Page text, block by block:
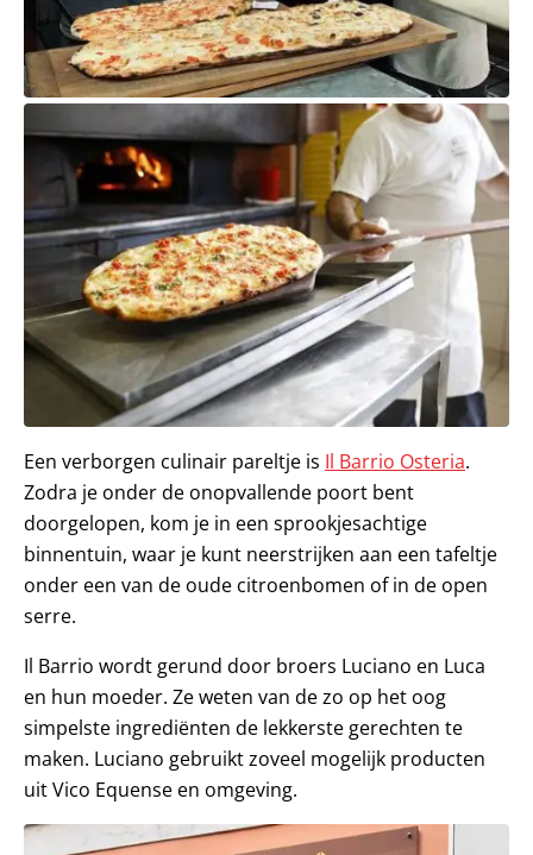
Een verborgen culinair pareltje is Il Barrio Osteria.
Zodra je onder de onopvallende poort bent
doorgelopen, kom je in een sprookjesachtige
binnentuin, waar je kunt neerstrijken aan een tafeltje
onder een van de oude citroenbomen of in de open
serre.
Il Barrio wordt gerund door broers Luciano en Luca
en hun moeder. Ze weten van de zo op het oog
simpelste ingrediënten de lekkerste gerechten te
maken. Luciano gebruikt zoveel mogelijk producten
uit Vico Equense en omgeving.